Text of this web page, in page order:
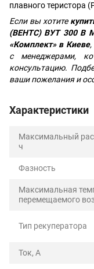
плавного теристора
Если вы хотите
(ВЕНТС) ВУТ 300 В
«Комплект» в Киеве,
с менеджерами,
консультацию.
ваши пожелания и
Характеристики
Максимальный
ч
Фазность
Максимальная
перемещаемого
Тип рекуператора
Ток, А